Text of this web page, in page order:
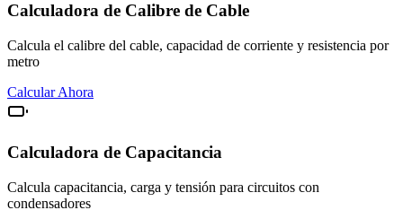
Calculadora de Calibre de Cable
Calcula el calibre del cable, capacidad de corriente y resistencia por
metro
Calcular Ahora
Calculadora de Capacitancia
Calcula capacitancia, carga y tensión para circuitos con
condensadores